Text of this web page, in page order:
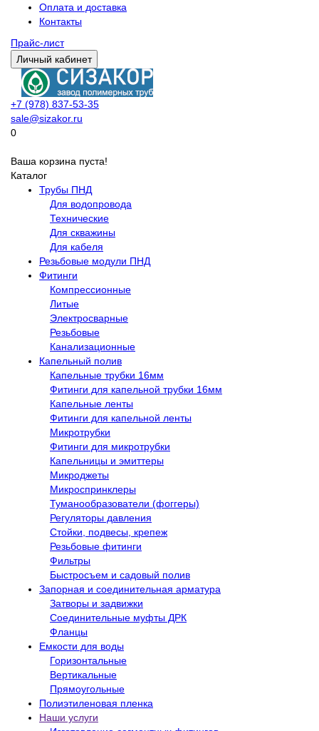
Оплата и доставка
Контакты
Прайс-лист
Личный кабинет
+7 (978) 837-53-35
sale@sizakor.ru
0
Ваша корзина пуста!
Каталог
Трубы ПНД
Для водопровода
Технические
Для скважины
Для кабеля
Резьбовые модули ПНД
Фитинги
Компрессионные
Литые
Электросварные
Резьбовые
Канализационные
Капельный полив
Капельные трубки 16мм
Фитинги для капельной трубки 16мм
Капельные ленты
Фитинги для капельной ленты
Микротрубки
Фитинги для микротрубки
Капельницы и эмиттеры
Микроджеты
Микроспринклеры
Туманообразователи (фоггеры)
Регуляторы давления
Стойки, подвесы, крепеж
Резьбовые фитинги
Фильтры
Быстросъем и садовый полив
Запорная и соединительная арматура
Затворы и задвижки
Соединительные муфты ДРК
Фланцы
Емкости для воды
Горизонтальные
Вертикальные
Прямоугольные
Полиэтиленовая пленка
Наши услуги